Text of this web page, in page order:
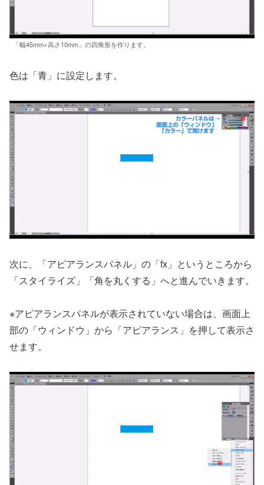
「幅45mm×高さ10mm」の四角形を作ります。
色は「青」に設定します。
次に、「アピアランスパネル」の「fx」というところから
「スタイライズ」「角を丸くする」へと進んでいきます。
※アピアランスパネルが表示されていない場合は、画面上
部の「ウィンドウ」から「アピアランス」を押して表示さ
せます。